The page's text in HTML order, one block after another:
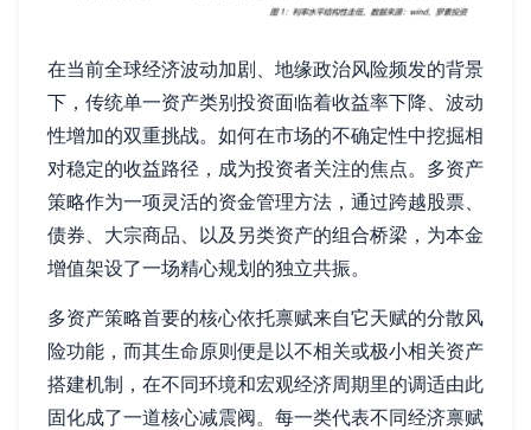
在当前全球经济波动加剧、地缘政治风险频发的背景
下，传统单一资产类别投资面临着收益率下降、波动
性增加的双重挑战。如何在市场的不确定性中挖掘相
对稳定的收益路径，成为投资者关注的焦点。多资产
策略作为一项灵活的资金管理方法，通过跨越股票、
债券、大宗商品、以及另类资产的组合桥梁，为本金
增值架设了一场精心规划的独立共振。
多资产策略首要的核心依托禀赋来自它天赋的分散风
险功能，而其生命原则便是以不相关或极小相关资产
搭建机制，在不同环境和宏观经济周期里的调适由此
固化成了一道核心减震阀。每一类代表不同经济禀赋